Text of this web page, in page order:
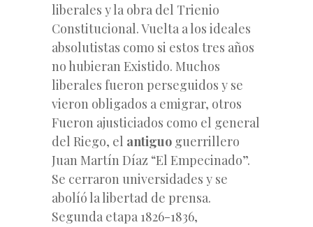
liberales y la obra del Trienio
Constitucional. Vuelta a los ideales
absolutistas como si estos tres años
no hubieran Existido. Muchos
liberales fueron perseguidos y se
vieron obligados a emigrar, otros
Fueron ajusticiados como el general
del Riego, el antiguo guerrillero
Juan Martín Díaz “El Empecinado”.
Se cerraron universidades y se
abolíó la libertad de prensa.
Segunda etapa 1826-1836,